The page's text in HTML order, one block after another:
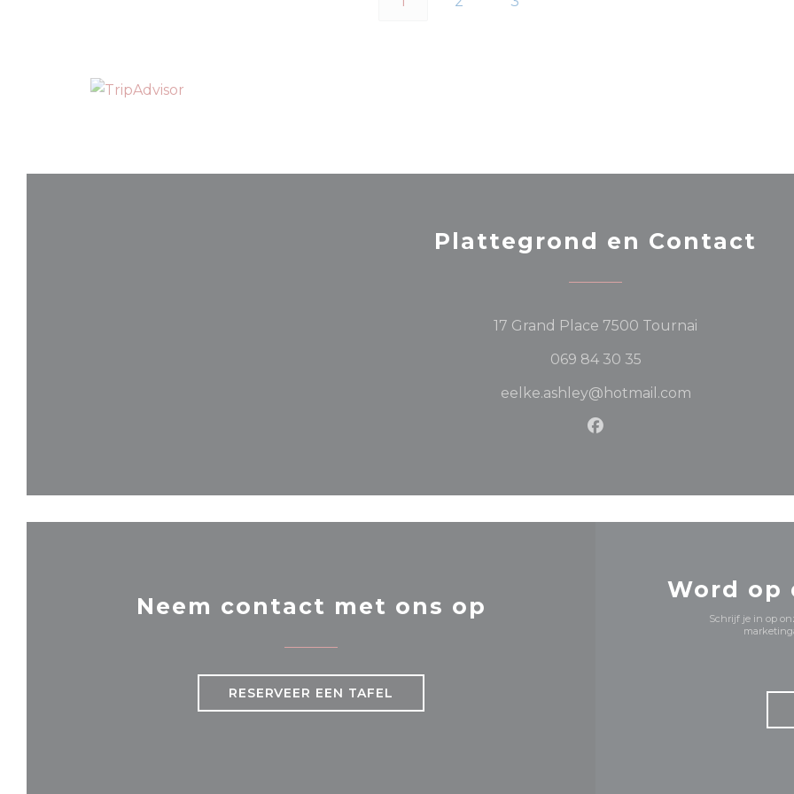
Plattegrond en Contact
17 Grand Place 7500 Tournai
069 84 30 35
eelke.ashley@hotmail.com
Facebook ((opent in een
Neem contact met ons op
RESERVEER EEN TAFEL
Word op
Schrijf je in op